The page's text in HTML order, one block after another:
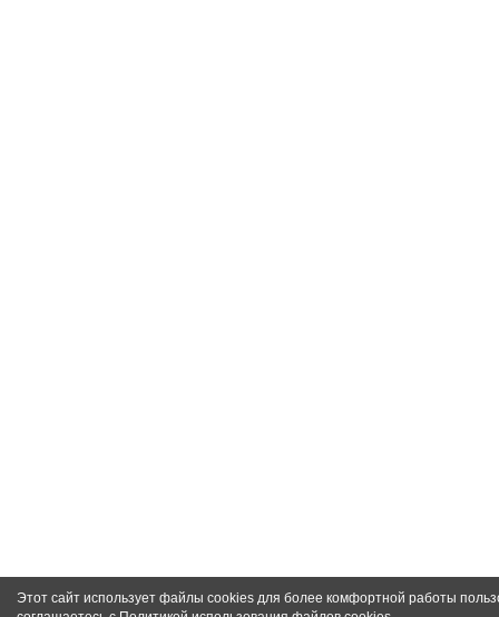
Этот сайт использует файлы cookies для более комфортной работы